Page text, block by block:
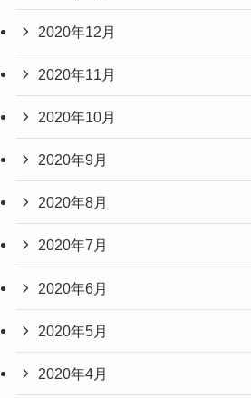
2020年12月
2020年11月
2020年10月
2020年9月
2020年8月
2020年7月
2020年6月
2020年5月
2020年4月